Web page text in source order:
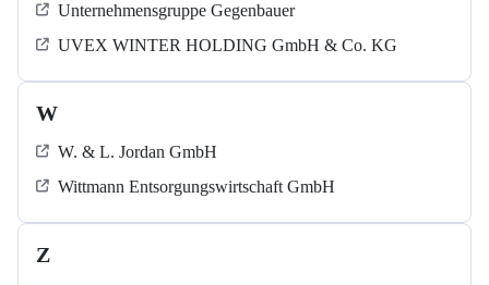
Unternehmensgruppe Gegenbauer
UVEX WINTER HOLDING GmbH & Co. KG
W
W. & L. Jordan GmbH
Wittmann Entsorgungswirtschaft GmbH
Z